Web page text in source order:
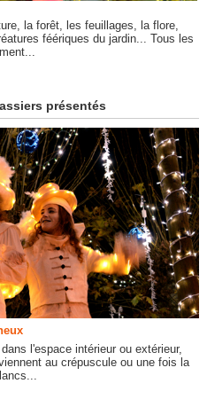
la forêt, les feuillages, la flore,
féériques du jardin... Tous les
présentés
l'espace intérieur ou extérieur,
au crépuscule ou une fois la